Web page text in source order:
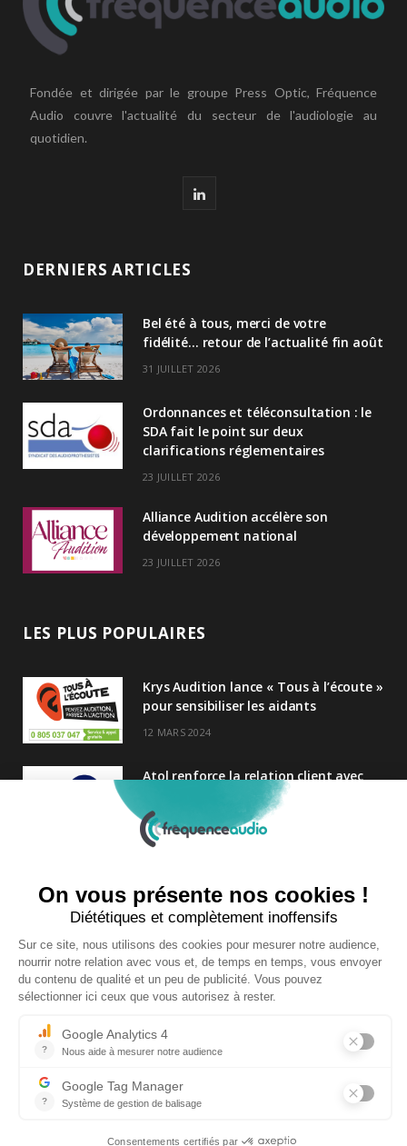
Fondée et dirigée par le groupe Press Optic, Fréquence
Audio couvre l'actualité du secteur de l'audiologie au
quotidien.
L
e
n
DERNIERS ARTICLES
Bel été à tous, merci de votre
fidélité… retour de l’actualité fin août
31 JUILLET 2026
Ordonnances et téléconsultation : le
SDA fait le point sur deux
clarifications réglementaires
23 JUILLET 2026
Alliance Audition accélère son
développement national
23 JUILLET 2026
LES PLUS POPULAIRES
Krys Audition lance « Tous à l’écoute »
pour sensibiliser les aidants
12 MARS 2024
Atol renforce la relation client avec
une nouvelle campagne axée sur la
satisfaction
25 FÉVRIER 2025
Audition Conseil
27 MARS 2024
Copyright © 2026 | Tous droits réservés |
Politique de confidentialité|Plan du site Visiperf